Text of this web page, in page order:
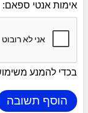
אימות אנטי ספאם:
בכדי להמנע